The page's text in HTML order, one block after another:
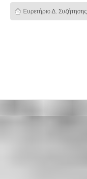
Ευρετήριο Δ. Συζήτησης